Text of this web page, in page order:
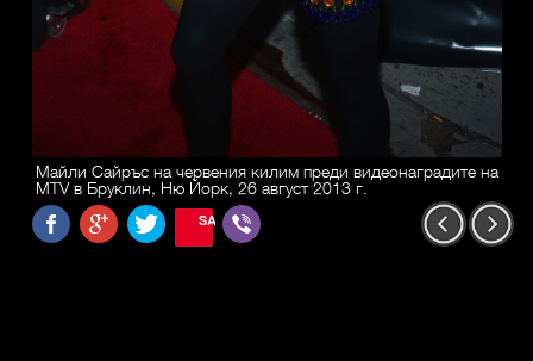
Майли Сайръс на червения килим преди видеонаградите на
MTV в Бруклин, Ню Йорк, 26 август 2013 г.
SAVE